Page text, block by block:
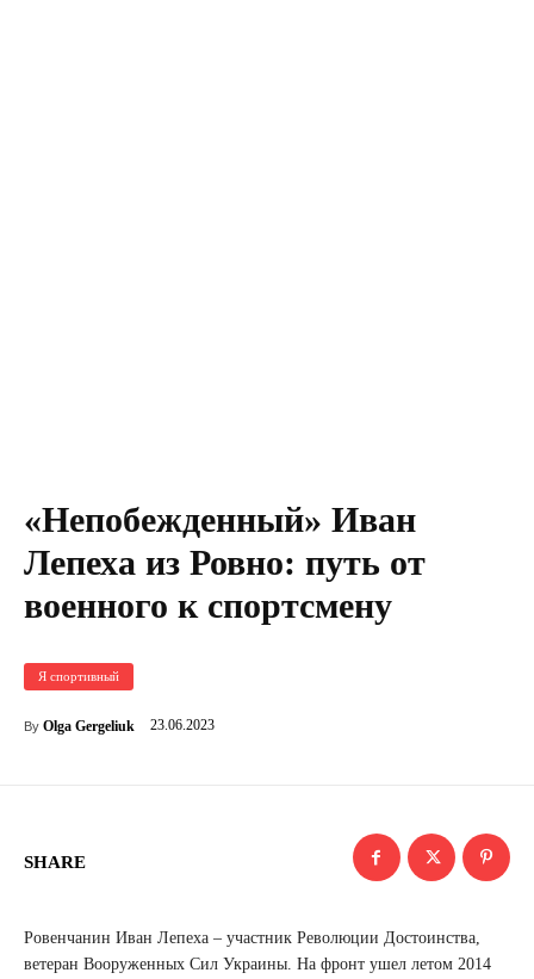
«Непобежденный» Иван
Лепеха из Ровно: путь от
военного к спортсмену
Я спортивный
By Olga Gergeliuk 23.06.2023
SHARE
Ровенчанин Иван Лепеха – участник Революции Достоинства,
ветеран Вооруженных Сил Украины. На фронт ушел летом 2014